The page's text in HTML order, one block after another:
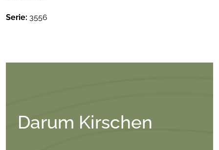
Serie: 3556
Darum Kirschen